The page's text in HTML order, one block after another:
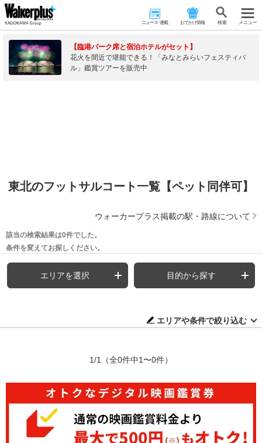
ニュース･連載 おでかけ情報 検 索 メニュー
【臨港パーク席と宿泊ホテルがセット】
花火を間近で堪能できる！「みなとみらいフェスティバ
ル」鑑賞ツアーを販売中
東北のフットサルコート一覧【ペット同伴可】
ウォーカープラス掲載の駅・路線について
該当の検索結果は0件でした。
条件を変えてお探しください。
エリアを選択 目的から探す
エリアや条件で絞り込む
1/1 （全0件中1〜0件）